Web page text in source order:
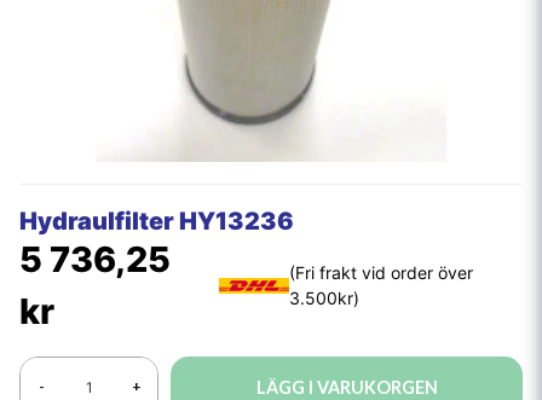
Hydraulfilter HY13236
5 736,25
kr
- + LÄGG I VARUKORGEN